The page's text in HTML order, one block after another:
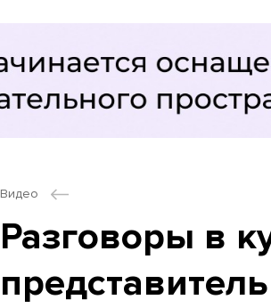
Видео
Разговоры в